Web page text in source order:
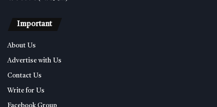
Important
About Us
Advertise with Us
Contact Us
Write for Us
Facebook Group